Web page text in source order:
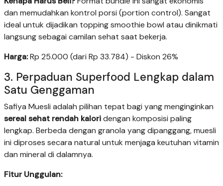
dan memudahkan kontrol porsi (portion control). Sangat
ideal untuk dijadikan topping smoothie bowl atau dinikmati
langsung sebagai camilan sehat saat bekerja.
Harga:Rp 25.000 (dari Rp 33.784) - Diskon 26%
3. Perpaduan Superfood Lengkap dalam
Satu Genggaman
Safiya Muesli adalah pilihan tepat bagi yang menginginkan
sereal sehat rendah kaloridengan komposisi paling
lengkap. Berbeda dengan granola yang dipanggang, muesli
ini diproses secara natural untuk menjaga keutuhan vitamin
dan mineral di dalamnya.
Fitur Unggulan: